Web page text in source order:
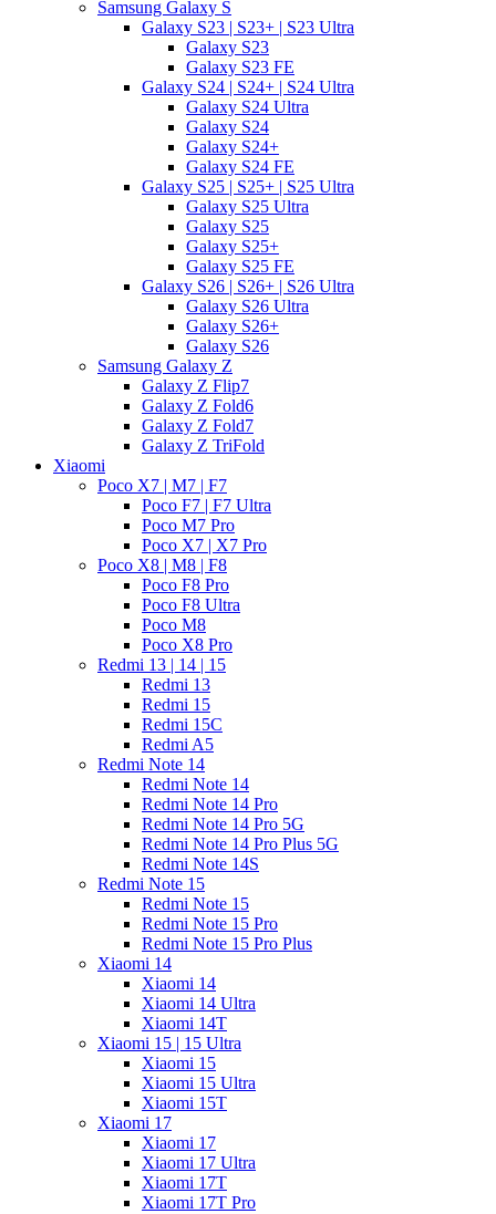
Samsung Galaxy S
Galaxy S23 | S23+ | S23 Ultra
Galaxy S23
Galaxy S23 FE
Galaxy S24 | S24+ | S24 Ultra
Galaxy S24 Ultra
Galaxy S24
Galaxy S24+
Galaxy S24 FE
Galaxy S25 | S25+ | S25 Ultra
Galaxy S25 Ultra
Galaxy S25
Galaxy S25+
Galaxy S25 FE
Galaxy S26 | S26+ | S26 Ultra
Galaxy S26 Ultra
Galaxy S26+
Galaxy S26
Samsung Galaxy Z
Galaxy Z Flip7
Galaxy Z Fold6
Galaxy Z Fold7
Galaxy Z TriFold
Xiaomi
Poco X7 | M7 | F7
Poco F7 | F7 Ultra
Poco M7 Pro
Poco X7 | X7 Pro
Poco X8 | M8 | F8
Poco F8 Pro
Poco F8 Ultra
Poco M8
Poco X8 Pro
Redmi 13 | 14 | 15
Redmi 13
Redmi 15
Redmi 15C
Redmi A5
Redmi Note 14
Redmi Note 14
Redmi Note 14 Pro
Redmi Note 14 Pro 5G
Redmi Note 14 Pro Plus 5G
Redmi Note 14S
Redmi Note 15
Redmi Note 15
Redmi Note 15 Pro
Redmi Note 15 Pro Plus
Xiaomi 14
Xiaomi 14
Xiaomi 14 Ultra
Xiaomi 14T
Xiaomi 15 | 15 Ultra
Xiaomi 15
Xiaomi 15 Ultra
Xiaomi 15T
Xiaomi 17
Xiaomi 17
Xiaomi 17 Ultra
Xiaomi 17T
Xiaomi 17T Pro